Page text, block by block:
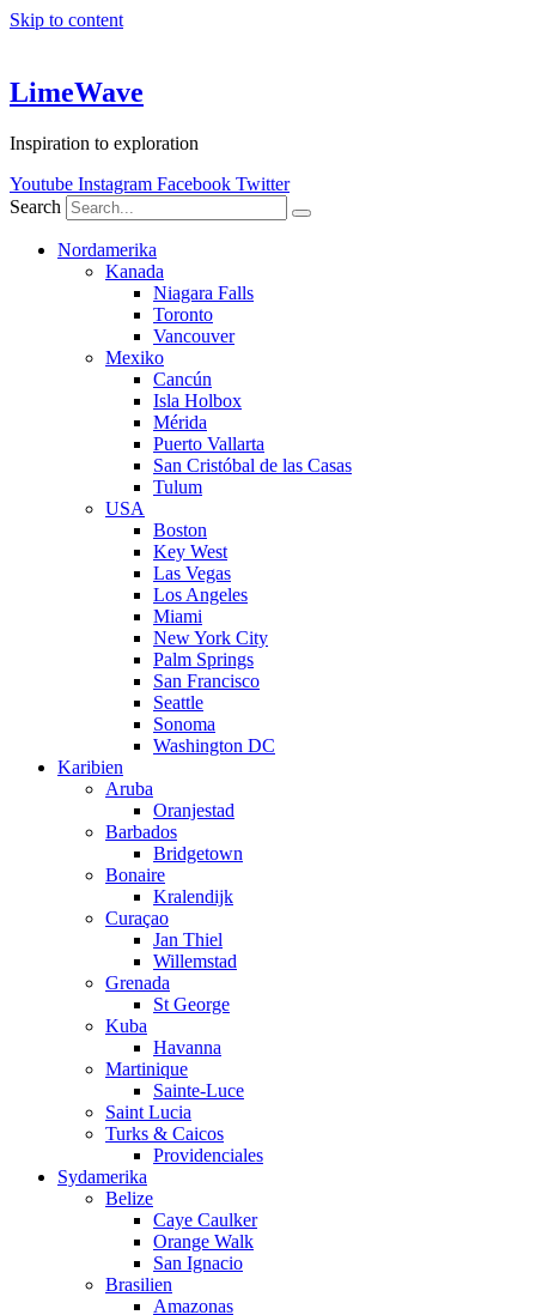
Skip to content
LimeWave
Inspiration to exploration
Youtube Instagram Facebook Twitter
Search
Nordamerika
Kanada
Niagara Falls
Toronto
Vancouver
Mexiko
Cancún
Isla Holbox
Mérida
Puerto Vallarta
San Cristóbal de las Casas
Tulum
USA
Boston
Key West
Las Vegas
Los Angeles
Miami
New York City
Palm Springs
San Francisco
Seattle
Sonoma
Washington DC
Karibien
Aruba
Oranjestad
Barbados
Bridgetown
Bonaire
Kralendijk
Curaçao
Jan Thiel
Willemstad
Grenada
St George
Kuba
Havanna
Martinique
Sainte-Luce
Saint Lucia
Turks & Caicos
Providenciales
Sydamerika
Belize
Caye Caulker
Orange Walk
San Ignacio
Brasilien
Amazonas